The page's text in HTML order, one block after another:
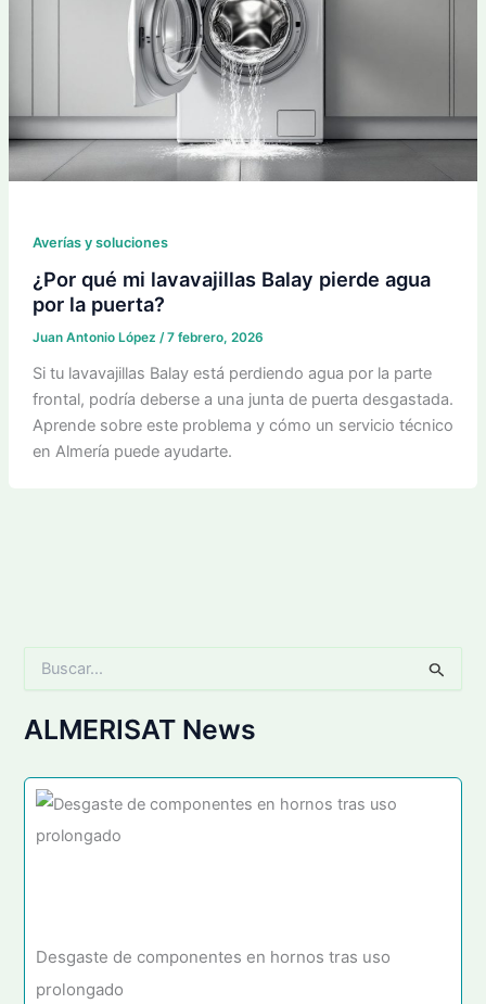
Averías y soluciones
¿Por qué mi lavavajillas Balay pierde agua
por la puerta?
Juan Antonio López /7 febrero, 2026
Si tu lavavajillas Balay está perdiendo agua por la parte
frontal, podría deberse a una junta de puerta desgastada.
Aprende sobre este problema y cómo un servicio técnico
en Almería puede ayudarte.
c
a
p
ALMERISAT News
Desgaste de componentes en hornos tras uso
prolongado